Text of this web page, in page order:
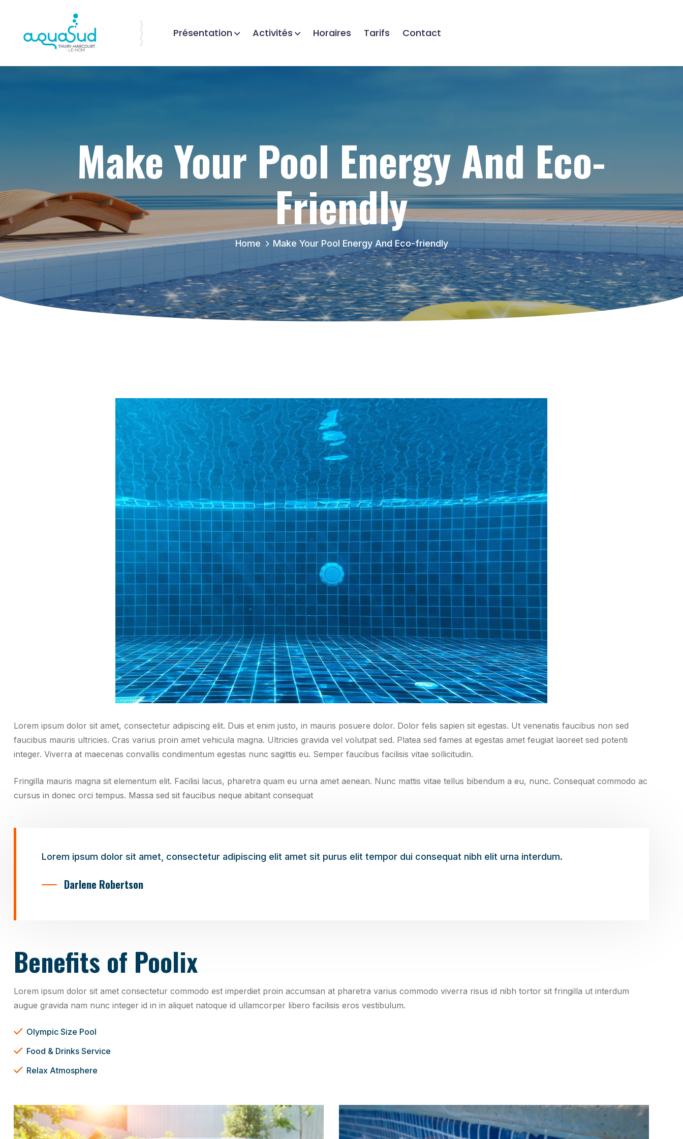
Présentation Activités Horaires Tarifs Contact
Make Your Pool Energy And Eco-
Friendly
Home Make Your Pool Energy And Eco-friendly
Lorem ipsum dolor sit amet, consectetur adipiscing elit. Duis et enim justo, in mauris posuere dolor. Dolor felis sapien sit egestas. Ut venenatis faucibus non sed
faucibus mauris ultricies. Cras varius proin amet vehicula magna. Ultricies gravida vel volutpat sed. Platea sed fames at egestas amet feugiat laoreet sed potenti
integer. Viverra at maecenas convallis condimentum egestas nunc sagittis eu. Semper faucibus facilisis vitae sollicitudin.
Fringilla mauris magna sit elementum elit. Facilisi lacus, pharetra quam eu urna amet aenean. Nunc mattis vitae tellus bibendum a eu, nunc. Consequat commodo ac
cursus in donec orci tempus. Massa sed sit faucibus neque abitant consequat
Lorem ipsum dolor sit amet, consectetur adipiscing elit amet sit purus elit tempor dui consequat nibh elit urna interdum.
Darlene Robertson
Benefits of Poolix
Lorem ipsum dolor sit amet consectetur commodo est imperdiet proin accumsan at pharetra varius commodo viverra risus id nibh tortor sit fringilla ut interdum
augue gravida nam nunc integer id in in aliquet natoque id ullamcorper libero facilisis eros vestibulum.
Olympic Size Pool
Food & Drinks Service
Relax Atmosphere